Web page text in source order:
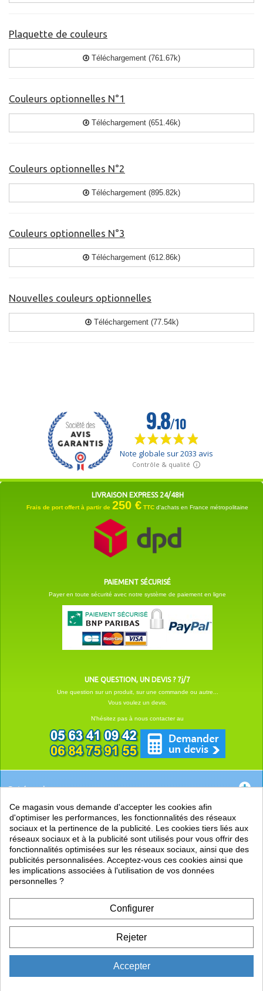
Plaquette de couleurs
Téléchargement (761.67k)
Couleurs optionnelles N°1
Téléchargement (651.46k)
Couleurs optionnelles N°2
Téléchargement (895.82k)
Couleurs optionnelles N°3
Téléchargement (612.86k)
Nouvelles couleurs optionnelles
Téléchargement (77.54k)
LIVRAISON EXPRESS 24/48H
Frais de port offert à partir de 250 € TTC d'achats en France métropolitaine
PAIEMENT SÉCURISÉ
Payer en toute sécurité avec notre système de paiement en ligne
UNE QUESTION, UN DEVIS ? 7j/7
Une question sur un produit, sur une commande ou autre...
Vous voulez un devis.
N'hésitez pas à nous contacter au
Catégories
EN SAVOIR +
PRATIQUE
LIENS
Ce magasin vous demande d'accepter les cookies afin
d'optimiser les performances, les fonctionnalités des réseaux
sociaux et la pertinence de la publicité. Les cookies tiers liés aux
réseaux sociaux et à la publicité sont utilisés pour vous offrir des
fonctionnalités optimisées sur les réseaux sociaux, ainsi que des
publicités personnalisées. Acceptez-vous ces cookies ainsi que
les implications associées à l'utilisation de vos données
personnelles ?
Configurer
Rejeter
Accepter